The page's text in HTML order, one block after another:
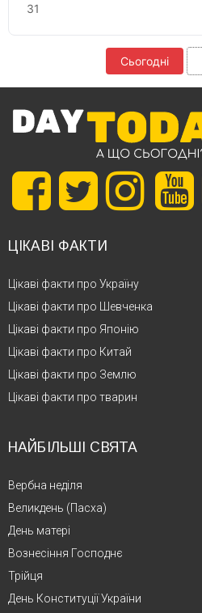
31
Сьогодні
ЦІКАВІ ФАКТИ
Цікаві факти про Україну
Цікаві факти про Шевченка
Цікаві факти про Японію
Цікаві факти про Китай
Цікаві факти про Землю
Цікаві факти про тварин
НАЙБІЛЬШІ СВЯТА
Вербна неділя
Великдень (Пасха)
День матері
Вознесіння Господнє
Трійця
День Конституції України